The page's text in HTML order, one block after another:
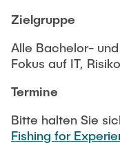
Zielgruppe
Alle Bachelor-
Fokus auf IT,
Termine
Bitte halten Sie
Fishing for